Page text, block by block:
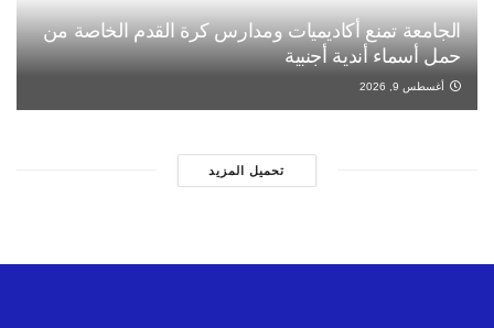
الجامعة تمنع أكاديميات ومدارس كرة القدم الخاصة من
حمل أسماء أندية أجنبية
أغسطس 9, 2026
تحميل المزيد